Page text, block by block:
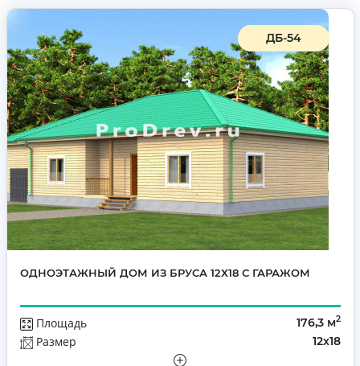
ДБ-54
ОДНОЭТАЖНЫЙ ДОМ ИЗ БРУСА 12Х18 С ГАРАЖОМ
Площадь 176,3 м2
Размер 12х18